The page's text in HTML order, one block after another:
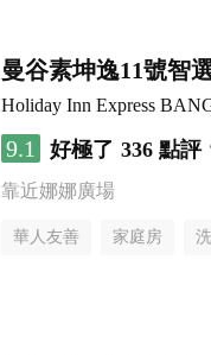
曼谷素坤逸11號智
Holiday Inn Express
9.1 好極了 336 點評
靠近娜娜廣場
華人友善 家庭房